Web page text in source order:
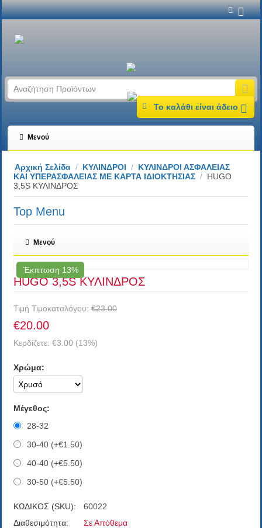
Το καλάθι είναι άδειο
Μενού
Αρχική Σελίδα / ΚΥΛΙΝΔΡΟΙ / ΚΥΛΙΝΔΡΟΙ ΑΣΦΑΛΕΙΑΣ
KAI YΠΕΡΑΣΦΑΛΕΙΑΣ ΜΕ ΚΑΡΤΑ ΙΔΙΟΚΤΗΣΙΑΣ / HUGO
3,5S ΚΥΛΙΝΔΡΟΣ
Top Menu
Μενού
Έκπτωση 13%
HUGO 3,5S ΚΥΛΙΝΔΡΟΣ
Τιμή Τιμοκαταλόγου: €23.00
€20.00
Κερδίζετε: €3.00 (13%)
Χρώμα:
Μέγεθος:
28-32
30-40 (+€1.50)
40-40 (+€5.50)
30-50 (+€5.50)
ΚΩΔΙΚΟΣ (SKU):
60022
Διαθεσιμότητα:
Σε Απόθεμα